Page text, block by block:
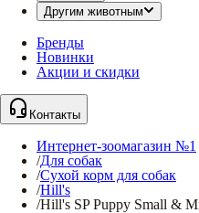
Другим животным
Бренды
Новинки
Акции и скидки
Контакты
Интернет-зоомагазин №1
/Для собак
/Сухой корм для собак
/Hill's
/Hill's SP Puppy Small &